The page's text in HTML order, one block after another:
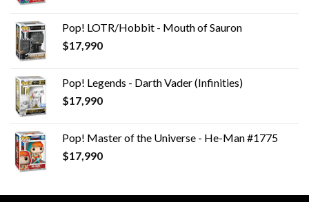
Pop! LOTR/Hobbit - Mouth of Sauron
$17,990
Pop! Legends - Darth Vader (Infinities)
$17,990
Pop! Master of the Universe - He-Man #1775
$17,990